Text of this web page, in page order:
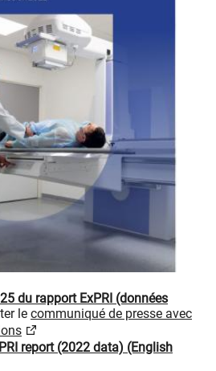
du rapport ExPRI (données
le communiqué de presse avec
report (2022 data) (English